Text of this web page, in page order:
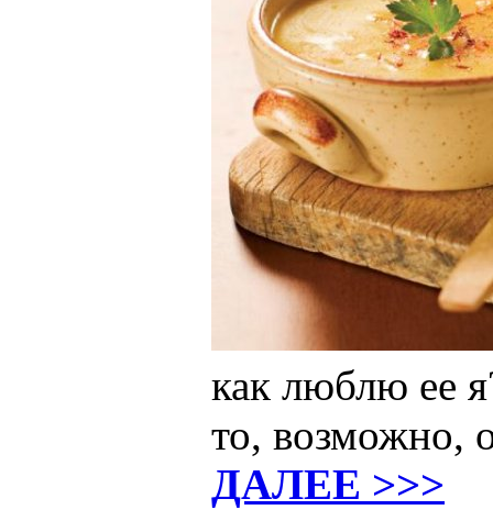
как люблю ее
то, возможно,
ДАЛЕЕ >>>